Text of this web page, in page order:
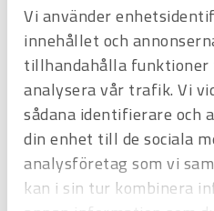
Vi använder
innehållet och
tillhandahålla funktioner
analysera vår trafik. Vi
sådana identifierare och
din enhet till de sociala
analysföretag som vi
kan i sin tur kombinera
Knivset Hultafors HVK-ELK
2 st knivar i dubbelhölster
Offertpris
Favorit